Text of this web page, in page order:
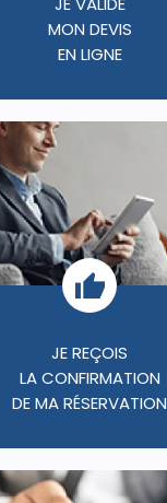
MON DEVIS
EN LIGNE
JE REÇOIS
LA CONFIRMATION
DE MA RÉSERVATION